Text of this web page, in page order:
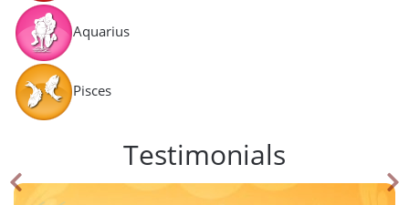
Aquarius
Pisces
Testimonials